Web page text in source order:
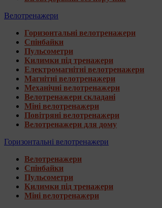
Велотренажери
Горизонтальні велотренажери
Спінбайки
Пульсометри
Килимки під тренажери
Електромагнітні велотренажери
Магнітні велотренажери
Механічні велотренажери
Велотренажери складані
Міні велотренажери
Повітряні велотренажери
Велотренажери для дому
Горизонтальні велотренажери
Велотренажери
Спінбайки
Пульсометри
Килимки під тренажери
Міні велотренажери